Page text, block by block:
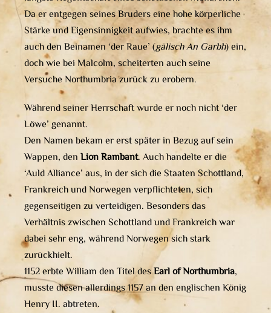
Da er entgegen seines Bruders eine hohe körperliche
Stärke und Eigensinnigkeit aufwies, brachte es ihm
auch den Beinamen ‘der Raue’ (gälisch An Garbh) ein,
doch wie bei Malcolm, scheiterten auch seine
Versuche Northumbria zurück zu erobern.
Während seiner Herrschaft wurde er noch nicht ‘der
Löwe’ genannt.
Den Namen bekam er erst später in Bezug auf sein
Wappen, den Lion Rambant. Auch handelte er die
‘Auld Alliance’ aus, in der sich die Staaten Schottland,
Frankreich und Norwegen verpflichteten, sich
gegenseitigen zu verteidigen. Besonders das
Verhältnis zwischen Schottland und Frankreich war
dabei sehr eng, während Norwegen sich stark
zurückhielt.
1152 erbte William den Titel desEarl of Northumbria,
musste diesen allerdings 1157 an den englischen König
Henry II. abtreten.